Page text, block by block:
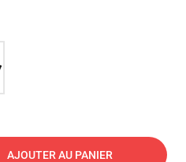
AJOUTER AU PANIER